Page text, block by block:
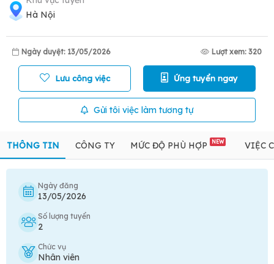
Hà Nội
Ngày duyệt: 13/05/2026 Lượt xem: 320
Lưu công việc Ứng tuyển ngay
Gửi tôi việc làm tương tự
THÔNG TIN CÔNG TY MỨC ĐỘ PHÙ HỢP NEW VIỆC
Ngày đăng
13/05/2026
Số lượng tuyển
2
Chức vụ
Nhân viên